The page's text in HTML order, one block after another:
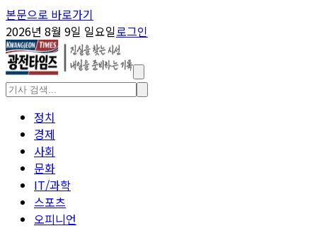
본문으로 바로가기
2026년 8월 9일 일요일로그인
정치
경제
사회
문화
IT/과학
스포츠
오피니언